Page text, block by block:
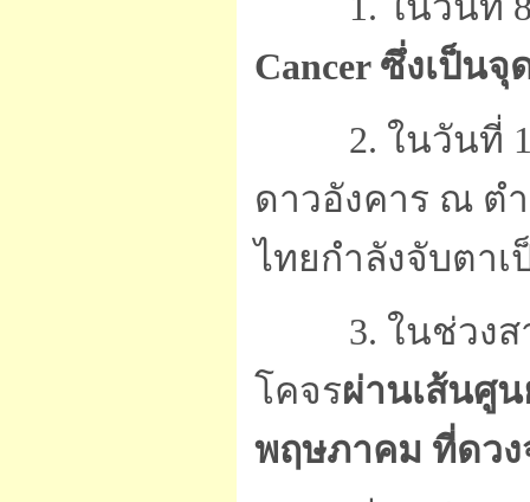
Cancer ซึ่งเป็น
2. ในวันที่ 10
ดาวอังคาร ณ ต
ไทยกำลังจับตาเ
3. ในช่วงสา
โคจรผ่านเส้นศู
พฤษภาคม ที่ดว